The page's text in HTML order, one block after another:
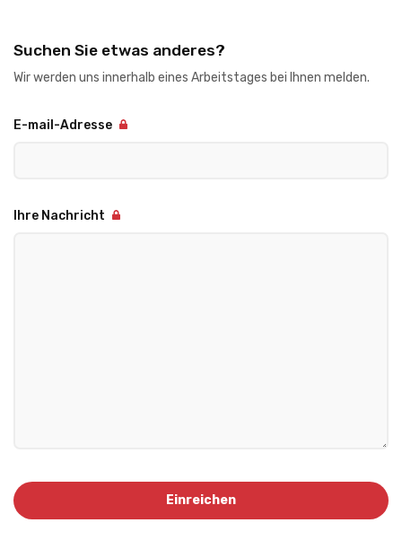
Suchen Sie etwas anderes?
Wir werden uns innerhalb eines Arbeitstages bei Ihnen melden.
E-mail-Adresse
Ihre Nachricht